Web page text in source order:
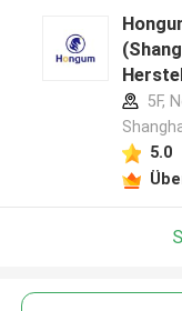
5F,
5.0